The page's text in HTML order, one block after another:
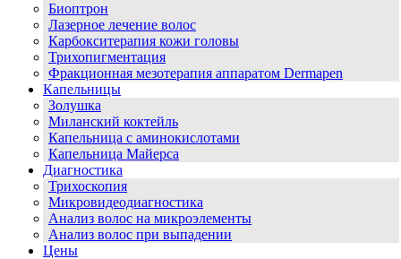
Биоптрон
Лазерное лечение волос
Карбокситерапия кожи головы
Трихопигментация
Фракционная мезотерапия аппаратом Dermapen
Капельницы
Золушка
Миланский коктейль
Капельница с аминокислотами
Капельница Майерса
Диагностика
Трихоскопия
Микровидеодиагностика
Анализ волос на микроэлементы
Анализ волос при выпадении
Цены